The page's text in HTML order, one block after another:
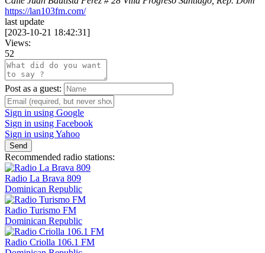
https://lan103fm.com/
last update
[2023-10-21 18:42:31]
Views:
52
Post as a guest:
Sign in using Google
Sign in using Facebook
Sign in using Yahoo
Send
Recommended radio stations:
Radio La Brava 809
Dominican Republic
Radio Turismo FM
Dominican Republic
Radio Criolla 106.1 FM